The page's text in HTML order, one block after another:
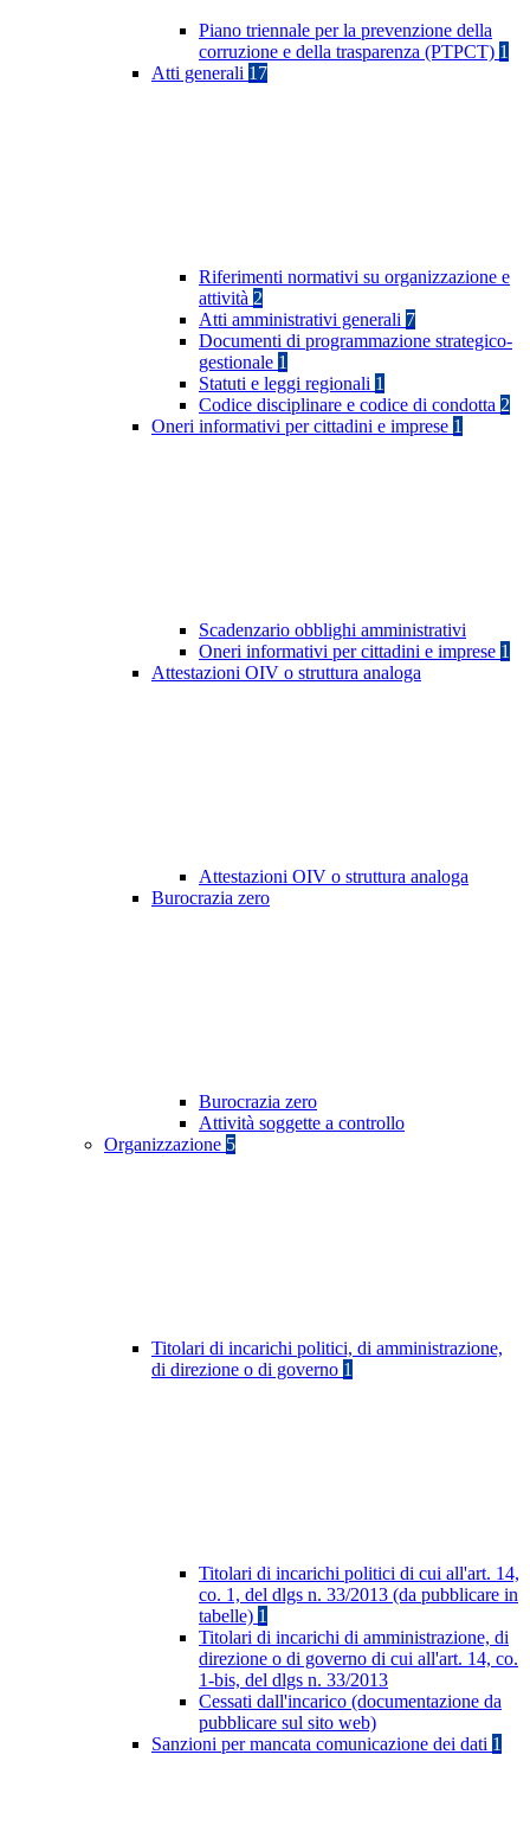
Piano triennale per la prevenzione della
corruzione e della trasparenza (PTPCT) 1
Atti generali 17
Riferimenti normativi su organizzazione e
attività 2
Atti amministrativi generali 7
Documenti di programmazione strategico-
gestionale 1
Statuti e leggi regionali 1
Codice disciplinare e codice di condotta 2
Oneri informativi per cittadini e imprese 1
Scadenzario obblighi amministrativi
Oneri informativi per cittadini e imprese 1
Attestazioni OIV o struttura analoga
Attestazioni OIV o struttura analoga
Burocrazia zero
Burocrazia zero
Attività soggette a controllo
Organizzazione 5
Titolari di incarichi politici, di amministrazione,
di direzione o di governo 1
Titolari di incarichi politici di cui all'art. 14,
co. 1, del dlgs n. 33/2013 (da pubblicare in
tabelle) 1
Titolari di incarichi di amministrazione, di
direzione o di governo di cui all'art. 14, co.
1-bis, del dlgs n. 33/2013
Cessati dall'incarico (documentazione da
pubblicare sul sito web)
Sanzioni per mancata comunicazione dei dati 1